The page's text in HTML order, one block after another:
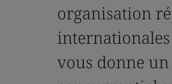
organisation
vous donne